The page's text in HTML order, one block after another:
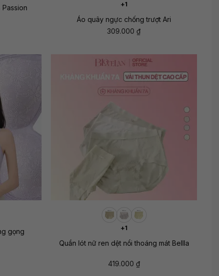
+1
Áo quây ngực chống trượt Ari
309.000₫
gọng +1
Quần lót nữ ren dệt nổi thoáng mát Bellla
419.000 ₫